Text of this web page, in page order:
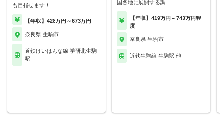
も目指せます！
【年収】428万円～673万円
奈良県 生駒市
近鉄けいはんな線 学研北生駒
駅
国各地に展開する調…
【年収】419万円～743万円程
度
奈良県 生駒市
近鉄生駒線 生駒駅 他